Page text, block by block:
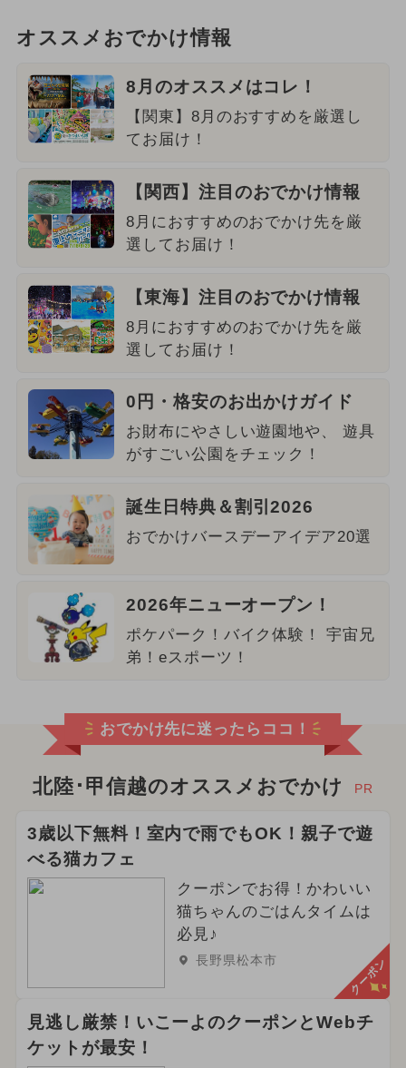
オススメおでかけ情報
8月のオススメはコレ！
【関東】8月のおすすめを厳選し
てお届け！
【関西】注目のおでかけ情報
8月におすすめのおでかけ先を厳
選してお届け！
【東海】注目のおでかけ情報
8月におすすめのおでかけ先を厳
選してお届け！
0円・格安のお出かけガイド
お財布にやさしい遊園地や、 遊具
がすごい公園をチェック！
誕生日特典＆割引2026
おでかけバースデーアイデア20選
2026年ニューオープン！
ポケパーク！バイク体験！ 宇宙兄
弟！eスポーツ！
おでかけ先に迷ったらココ！
北陸･甲信越のオススメおでかけ PR
3歳以下無料！室内で雨でもOK！親子で遊
べる猫カフェ
クーポンでお得！かわいい
猫ちゃんのごはんタイムは
必見♪
長野県松本市 クーポン
見逃し厳禁！いこーよのクーポンとWebチ
ケットが最安！